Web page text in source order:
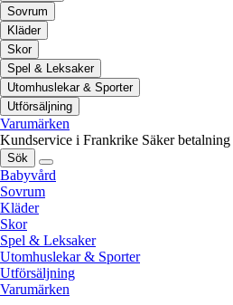
Sovrum
Kläder
Skor
Spel & Leksaker
Utomhuslekar & Sporter
Utförsäljning
Varumärken
Kundservice i Frankrike Säker betalning
Sök
Babyvård
Sovrum
Kläder
Skor
Spel & Leksaker
Utomhuslekar & Sporter
Utförsäljning
Varumärken